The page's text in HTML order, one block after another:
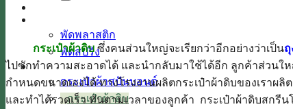
พัดพลาสติก
พัดสปริง
กระเป๋า
กระเป๋าผ้าสปันบอนด์
กระเป๋าผ้าดิบ
กระเป๋าผ้าดิบ ซึ่งคนส่วนใหญ่จะเรียกว่าอีกอย่างว่าเป็น
ไปซักทำความสะอาดได้ และนำกลับมาใช้ได้อีก ลูกค้าส่วนใ
กำหนดขนาดเองได้ ทางโรงงานผลิตกระเป๋าผ้าดิบของเราผ
และทำได้รวดเร็ว ทันตามเวลาของลูกค้า กระเป๋าผ้าดิบสก